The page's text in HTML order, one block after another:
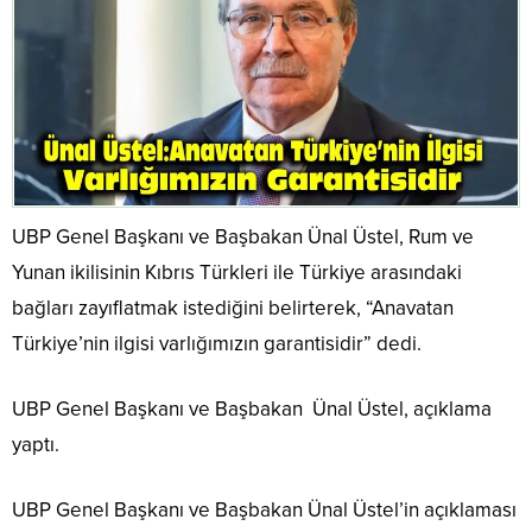
UBP Genel Başkanı ve Başbakan Ünal Üstel, Rum ve
Yunan ikilisinin Kıbrıs Türkleri ile Türkiye arasındaki
bağları zayıflatmak istediğini belirterek, “Anavatan
Türkiye’nin ilgisi varlığımızın garantisidir” dedi.
UBP Genel Başkanı ve Başbakan Ünal Üstel, açıklama
yaptı.
UBP Genel Başkanı ve Başbakan Ünal Üstel’in açıklaması